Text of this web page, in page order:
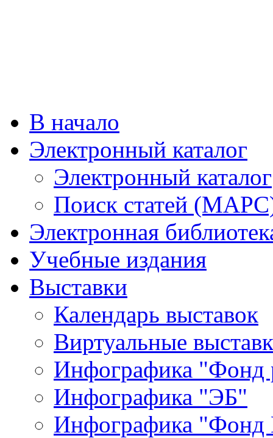
В начало
Электронный каталог
Электронный каталог
Поиск статей
Электронная
Учебные издания
Выставки
Календарь выставок
Виртуальные
Инфографика "Фонд
Инфографика "ЭБ"
Инфографика